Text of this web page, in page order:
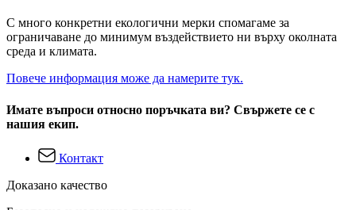
С много конкретни екологични мерки спомагаме за
ограничаване до минимум въздействието ни върху околната
среда и климата.
Повече информация може да намерите тук.
Имате въпроси относно поръчката ви? Свържете се с
нашия екип.
Контакт
Доказано качество